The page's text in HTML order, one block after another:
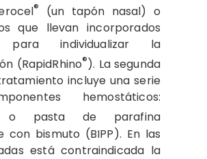
®
(un tapón nasal) o
que llevan incorporados
para individualizar la
(RapidRhino®). La segunda
incluye una serie
hemostáticos:
pasta de parafina
con bismuto (BIPP). En las
está contraindicada la